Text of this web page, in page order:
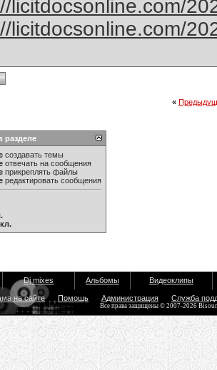
licitdocsonline.com/
licitdocsonline.com/
«
разделе
создавать темы
отвечать на сообщения
прикреплять файлы
редактировать сообщения
Dj mixes Альбомы Видеоклипы
на сайте Помощь Администрация Служба
Все права защищены © 2007-2026